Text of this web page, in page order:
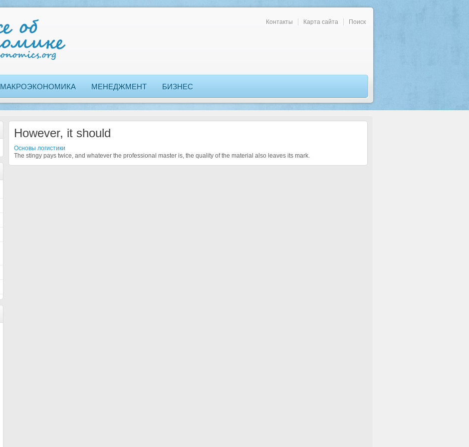
Контакты Карта сайта Поиск
МАКРОЭКОНОМИКА МЕНЕДЖМЕНТ БИЗНЕС
However, it should
Основы логистики
The stingy pays twice, and whatever the professional master is, the quality of the material also leaves its mark.